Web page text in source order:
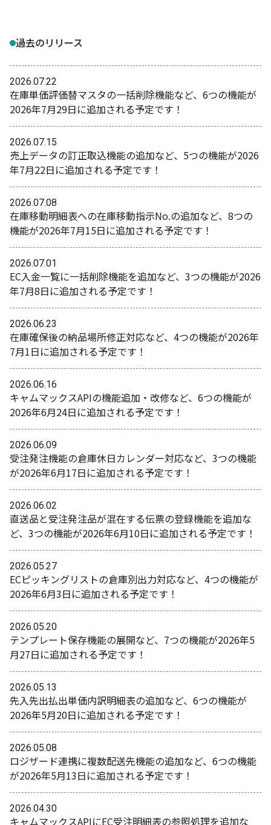
過去のリリース
2026.07.22
在庫単価評価替マスタの一括削除機能など、6つの機能が
2026年7月29日に追加される予定です！
2026.07.15
売上データの訂正取込機能の追加など、5つの機能が2026
年7月22日に追加される予定です！
2026.07.08
在庫移動明細表への在庫移動指示No.の追加など、8つの
機能が2026年7月15日に追加される予定です！
2026.07.01
EC入金一覧に一括削除機能を追加など、3つの機能が2026
年7月8日に追加される予定です！
2026.06.23
在庫確保後の納品場所修正対応など、4つの機能が2026年
7月1日に追加される予定です！
2026.06.16
キャムマックスAPIの機能追加・改修など、6つの機能が
2026年6月24日に追加される予定です！
2026.06.09
受注発注機能の倉庫休日カレンダー対応など、3つの機能
が2026年6月17日に追加される予定です！
2026.06.02
直送品と受注発注品が混在する伝票の登録機能を追加な
ど、3つの機能が2026年6月10日に追加される予定です！
2026.05.27
ECピッキングリストの倉庫別出力対応など、4つの機能が
2026年6月3日に追加される予定です！
2026.05.20
テンプレート保存機能の展開など、7つの機能が2026年5
月27日に追加される予定です！
2026.05.13
先入先出払出単価内訳明細表の追加など、6つの機能が
2026年5月20日に追加される予定です！
2026.05.08
ロジザード連携に複数配送先機能の追加など、6つの機能
が2026年5月13日に追加される予定です！
2026.04.30
キャムマックスAPIにEC受注明細表の参照処理を追加な